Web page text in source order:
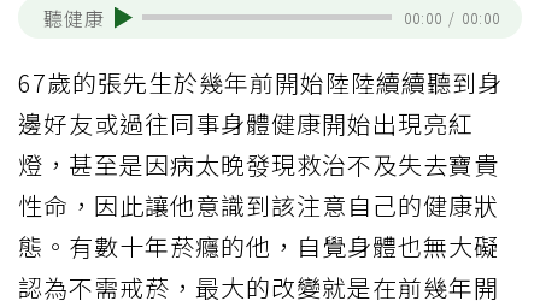
聽健康 00:00 / 00:00
67歲的張先生於幾年前開始陸陸續續聽到身
邊好友或過往同事身體健康開始出現亮紅
燈，甚至是因病太晚發現救治不及失去寶貴
性命，因此讓他意識到該注意自己的健康狀
態。有數十年菸癮的他，自覺身體也無大礙
認為不需戒菸，最大的改變就是在前幾年開